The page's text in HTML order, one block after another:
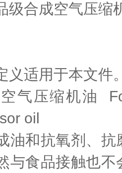
级合成空气压缩
义适用于本文件
气压缩机油
oil
油和抗氧剂、
与食品接触也